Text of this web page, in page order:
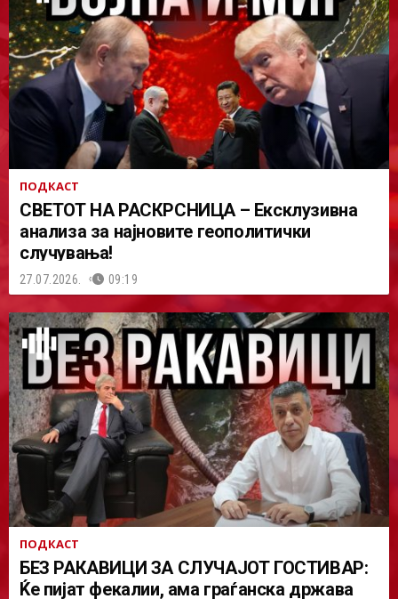
ПОДКАСТ
СВЕТОТ НА РАСКРСНИЦА – Ексклузивна
анализа за најновите геополитички
случувања!
27.07.2026. 09:19
ПОДКАСТ
БЕЗ РАКАВИЦИ ЗА СЛУЧАЈОТ ГОСТИВАР:
Ќе пијат фекалии, ама граѓанска држава